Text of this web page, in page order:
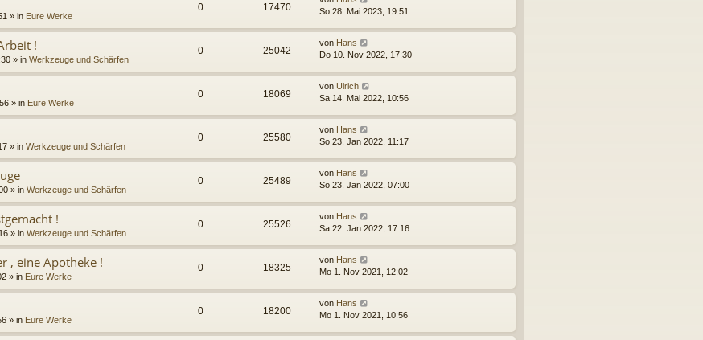
» in Eure Werke
0 17470
So 28. Mai 2023, 19:51
!
» in Werkzeuge und Schärfen
0 25042
von Hans
Do 10. Nov 2022, 17:30
» in Eure Werke
0 18069
von Ulrich
Sa 14. Mai 2022, 10:56
» in Werkzeuge und Schärfen
0 25580
von Hans
So 23. Jan 2022, 11:17
» in Werkzeuge und Schärfen
0 25489
von Hans
So 23. Jan 2022, 07:00
!
» in Werkzeuge und Schärfen
0 25526
von Hans
Sa 22. Jan 2022, 17:16
, eine Apotheke !
» in Eure Werke
0 18325
von Hans
Mo 1. Nov 2021, 12:02
» in Eure Werke
0 18200
von Hans
Mo 1. Nov 2021, 10:56